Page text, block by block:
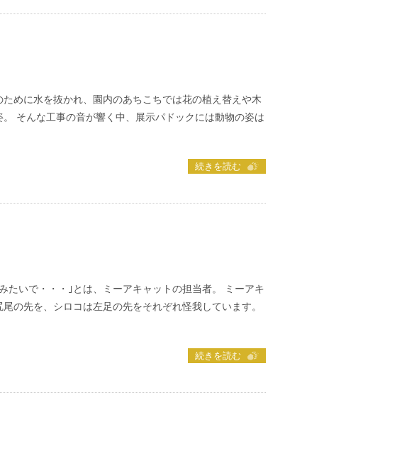
めに水を抜かれ、園内のあちこちでは花の植え替えや木
そんな工事の音が響く中、展示パドックには動物の姿は
続きを読む
たいで・・・｣とは、ミーアキャットの担当者。 ミーアキ
の先を、シロコは左足の先をそれぞれ怪我しています。
続きを読む